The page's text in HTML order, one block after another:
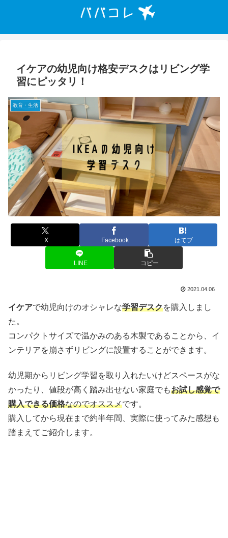
イケアの幼児向け格安デスクはリビング学
習にピッタリ！
教育・生活
X Facebook はてブ
LINE コピー
2021.04.06
イケアで幼児向けのオシャレな学習デスクを購入しまし
た。
コンパクトサイズで温かみのある木製であることから、イ
ンテリアを崩さずリビングに設置することができます。
幼児期からリビング学習を取り入れたいけどスペースがな
かったり、値段が高く踏み出せない家庭でもお試し感覚で
購入できる価格なのでオススメです。
購入してから現在まで約半年間、実際に使ってみた感想も
踏まえてご紹介します。